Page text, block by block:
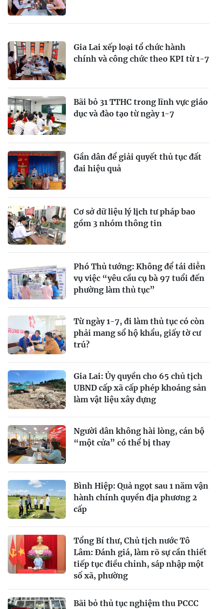
Gia Lai xếp loại tổ chức hành
chính và công chức theo KPI từ 1-7
Bãi bỏ 31 TTHC trong lĩnh vực giáo
dục và đào tạo từ ngày 1-7
Gần dân để giải quyết thủ tục đất
đai hiệu quả
Cơ sở dữ liệu lý lịch tư pháp bao
gồm 3 nhóm thông tin
Phó Thủ tướng: Không để tái diễn
vụ việc “yêu cầu cụ bà 97 tuổi đến
phường làm thủ tục”
Từ ngày 1-7, đi làm thủ tục có còn
phải mang sổ hộ khẩu, giấy tờ cư
trú?
Gia Lai: Ủy quyền cho 65 chủ tịch
UBND cấp xã cấp phép khoáng sản
làm vật liệu xây dựng
Người dân không hài lòng, cán bộ
“một cửa” có thể bị thay
Bình Hiệp: Quả ngọt sau 1 năm vận
hành chính quyền địa phương 2
cấp
Tổng Bí thư, Chủ tịch nước Tô
Lâm: Đánh giá, làm rõ sự cần thiết
tiếp tục điều chỉnh, sáp nhập một
số xã, phường
Bãi bỏ thủ tục nghiệm thu PCCC